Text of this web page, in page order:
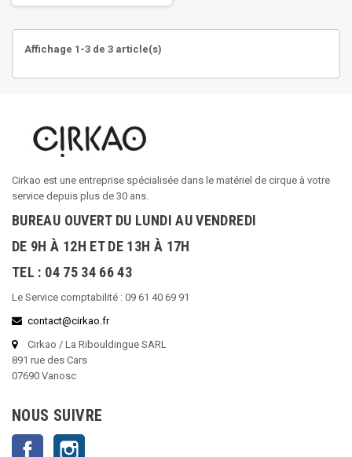
Affichage 1-3 de 3 article(s)
Cirkao est une entreprise spécialisée dans le matériel de cirque à votre
service depuis plus de 30 ans.
BUREAU OUVERT DU LUNDI AU VENDREDI
DE 9H À 12H ET DE 13H À 17H
TEL : 04 75 34 66 43
Le Service comptabilité : 09 61 40 69 91
contact@cirkao.fr
Cirkao / La Ribouldingue SARL
891 rue des Cars
07690 Vanosc
NOUS SUIVRE
Facebook